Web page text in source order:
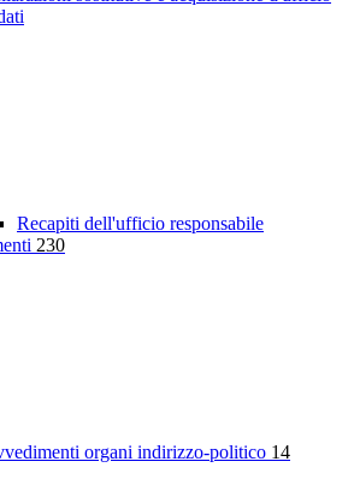
Recapiti dell'ufficio responsabile
230
organi indirizzo-politico 14